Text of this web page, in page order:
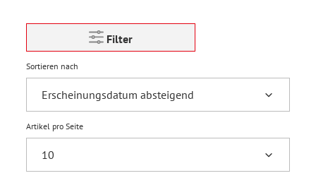
Filter
Sortieren nach
Artikel pro Seite